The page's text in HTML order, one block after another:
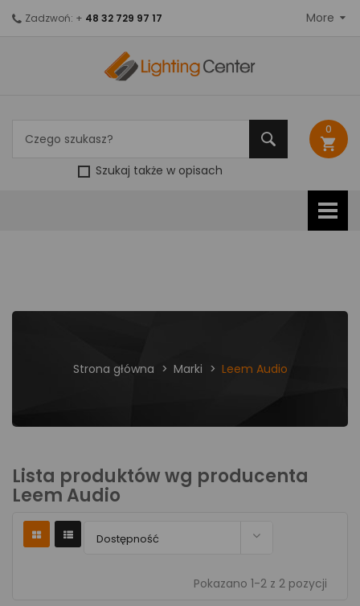
Szukaj także w opisach
0
shopping_cart
Zadzwoń: + 48 32 729 97 17 More
Strona główna Marki Leem Audio
Lista produktów wg producenta
Leem Audio
Dostępność 
Pokazano 1-2 z 2 pozycji